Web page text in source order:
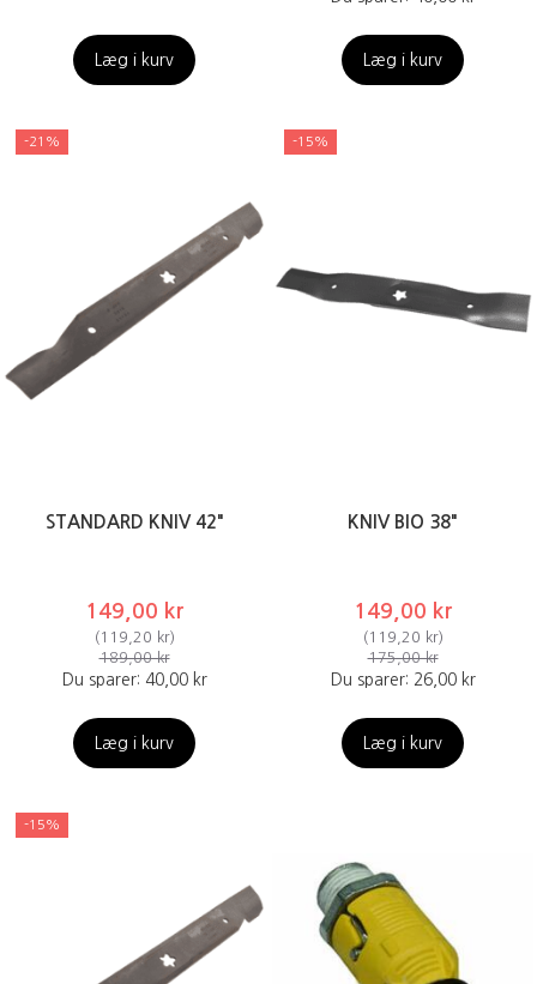
Læg i kurv Læg i kurv
-21%
STANDARD KNIV 42"
149,00 kr
( 119,20 kr)
189,00 kr
Du sparer: 40,00 kr
Læg i kurv
-15%
KNIV BIO 38"
149,00 kr
( 119,20 kr)
175,00 kr
Du sparer: 26,00 kr
Læg i kurv
-15%